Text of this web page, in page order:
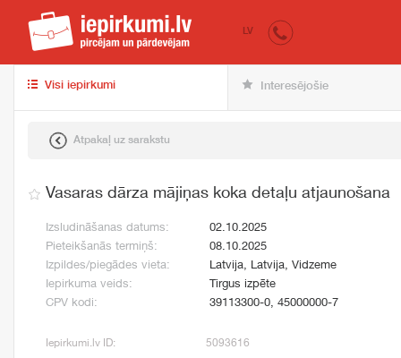
iepirkumi.lv
LV
Visi iepirkumi Interesējošie
Atpakaļ uz sarakstu
Vasaras dārza mājiņas koka detaļu atjaunošana
Izsludināšanas datums:
02.10.2025
Pieteikšanās termiņš:
08.10.2025
Izpildes/piegādes vieta:
Latvija, Latvija, Vidzeme
Iepirkuma veids:
Tirgus izpēte
CPV kodi:
39113300-0, 45000000-7
Iepirkumi.lv ID: 5093616